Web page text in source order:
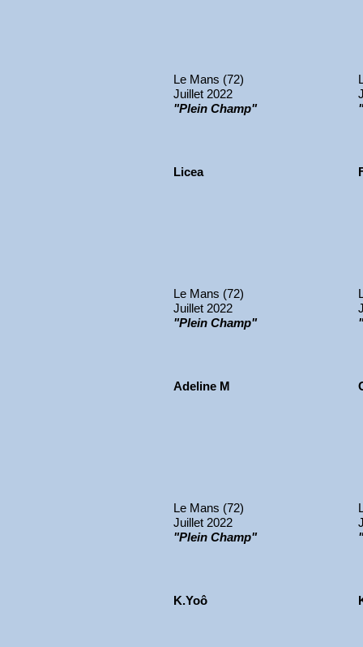
Le Mans (72)
Juillet 2022
"Plein Champ"
Licea
Le Mans (72)
Juillet 2022
"Plein Champ"
Adeline M
Le Mans (72)
Juillet 2022
"Plein Champ"
K.Yoô